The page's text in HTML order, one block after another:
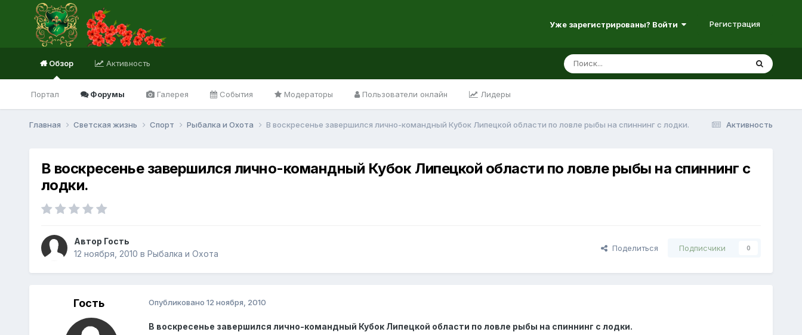
Уже зарегистрированы? Войти Регистрация
Обзор
Портал Форумы Галерея События Модераторы Пользователи онлайн Лидеры
Активность
Активность
Главная Светская жизнь Спорт Рыбалка и Охота В воскресенье завершился лично-командный Кубок Липецкой области по ловле рыбы на спиннинг с лодки.
В воскресенье завершился лично-командный Кубок Липецкой области по ловле рыбы на спиннинг с
лодки.
Автор Гость
12 ноября, 2010 в Рыбалка и Охота
Поделиться Подписчики 0
Гость Опубликовано 12 ноября, 2010
В воскресенье завершился лично-командный Кубок Липецкой области по ловле рыбы на спиннинг с лодки.